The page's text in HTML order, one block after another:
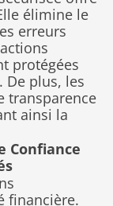
élimine le
erreurs
protégées
De plus, les
transparence
ainsi la
Confiance
financière.